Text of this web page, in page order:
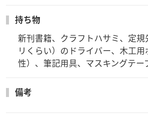
持ち物
新刊書籍、クラフトハサミ、定規
リくらい）のドライバー、木工
性）、筆記用具、マスキングテー
備考